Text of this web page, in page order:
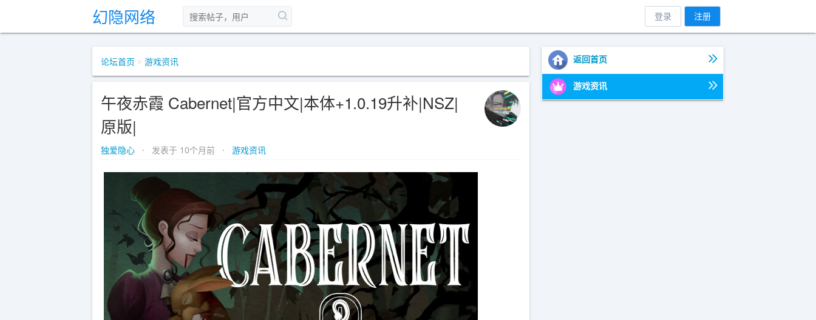
幻隐网络 登录 注册
论坛首页 > 游戏资讯
午夜赤霞 Cabernet|官方中文|本体+1.0.19升补|NSZ|
原版|
独爱隐心 · 发表于 10个月前 · 游戏资讯
返回首页
游戏资讯